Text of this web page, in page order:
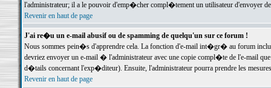
l'administrateur; il a le pouvoir d'emp�cher compl�tement un utilisateur d'envoyer
Revenir en haut de page
J'ai re�u un e-mail abusif ou de spamming de quelqu'un sur ce forum !
Nous sommes pein�s d'apprendre cela. La fonction d'e-mail int�gr� au forum inclut
devriez envoyer un e-mail � l'administrateur avec une copie compl�te de l'e-mail
d�tails concernant l'exp�diteur). Ensuite, l'administrateur pourra prendre les
Revenir en haut de page